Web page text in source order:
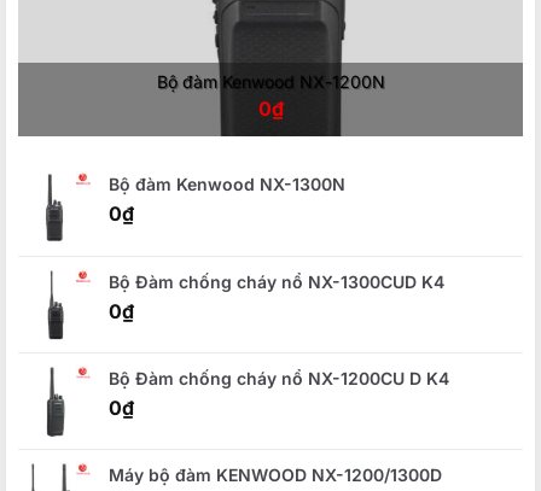
Bộ đàm Kenwood NX-1200N
0₫
Bộ đàm Kenwood NX-1300N
0₫
Bộ Đàm chống cháy nổ NX-1300CUD K4
0₫
Bộ Đàm chống cháy nổ NX-1200CU D K4
0₫
Máy bộ đàm KENWOOD NX-1200/1300D